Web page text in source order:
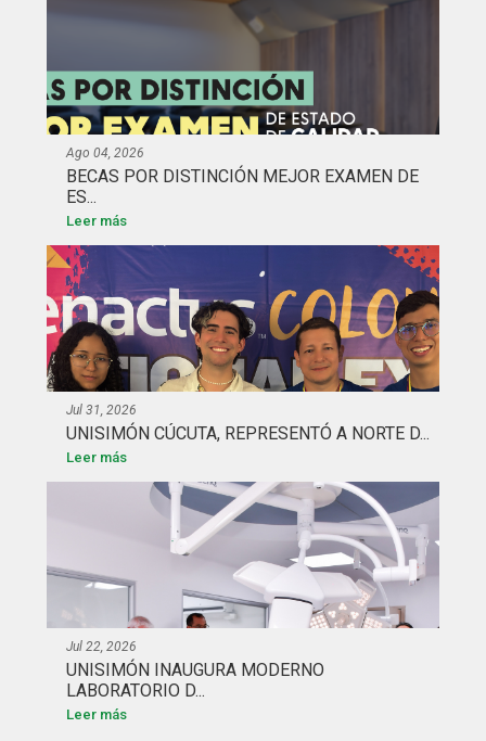
Ago 04, 2026
BECAS POR DISTINCIÓN MEJOR EXAMEN DE
ES...
Leer más
Jul 31, 2026
UNISIMÓN CÚCUTA, REPRESENTÓ A NORTE D...
Leer más
Jul 22, 2026
UNISIMÓN INAUGURA MODERNO
LABORATORIO D...
Leer más